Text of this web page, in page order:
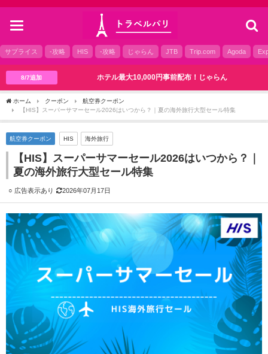
toggle
サプライス -攻略 HIS -攻略 じゃらん JTB Trip.com Agoda
8/7追加 ホテル最大10,000円事前配布！じゃらん
ホーム クーポン
航空券クーポン
【HIS】スーパーサマーセール2026はいつから？｜夏の海外旅行大型セール特集
航空券クーポン HIS 海外旅行
【HIS】スーパーサマーセール2026はいつから？｜
夏の海外旅行大型セール特集
2026年07月17日